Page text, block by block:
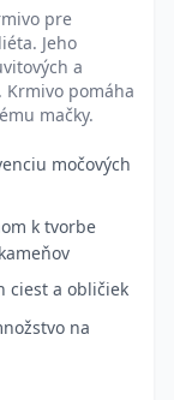
pre
Jeho
a
Krmivo pomáha
mačky.
močových
k tvorbe
ciest a obličiek
na